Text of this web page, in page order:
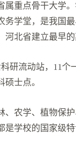
属重点骨干大学
务学堂，是我国
河北省建立最早的
研流动站，11个
硕士点。
、农学、植物保
是学校的国家级特